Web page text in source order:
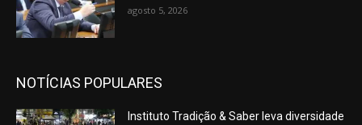
agosto 5, 2026
NOTÍCIAS POPULARES
Instituto Tradição & Saber leva diversidade